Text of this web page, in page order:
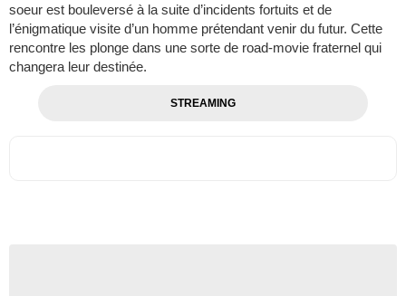
soeur est bouleversé à la suite d’incidents fortuits et de
l’énigmatique visite d’un homme prétendant venir du futur. Cette
rencontre les plonge dans une sorte de road-movie fraternel qui
changera leur destinée.
STREAMING